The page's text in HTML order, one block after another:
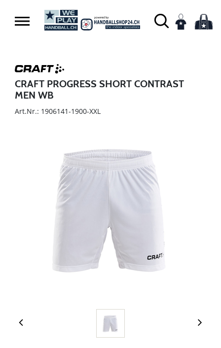
CRAFT PROGRESS SHORT CONTRAST
MEN WB
Art.Nr.: 1906141-1900-XXL